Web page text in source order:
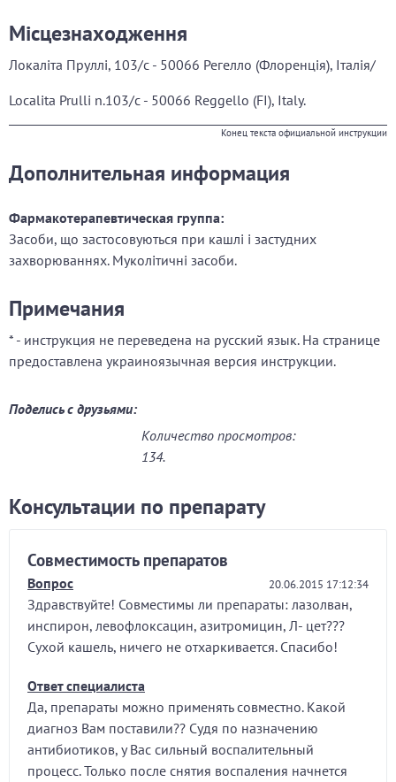
Місцезнаходження
Локаліта Пруллі, 103/с - 50066 Регелло (Флоренція), Італія/
Localita Prulli n.103/c - 50066 Reggello (FІ), Italy.
Конец текста официальной инструкции
Дополнительная информация
Фармакотерапевтическая группа:
Засоби, що застосовуються при кашлі і застудних
захворюваннях. Муколітичні засоби.
Примечания
* - инструкция не переведена на русский язык. На странице
предоставлена украиноязычная версия инструкции.
Поделись с друзьями:
Количество просмотров:
134.
Консультации по препарату
Совместимость препаратов
Вопрос 20.06.2015 17:12:34
Здравствуйте! Совместимы ли препараты: лазолван,
инспирон, левофлоксацин, азитромицин, Л- цет???
Сухой кашель, ничего не отхаркивается. Спасибо!
Ответ специалиста
Да, препараты можно применять совместно. Какой
диагноз Вам поставили?? Судя по назначению
антибиотиков, у Вас сильный воспалительный
процесс. Только после снятия воспаления начнется